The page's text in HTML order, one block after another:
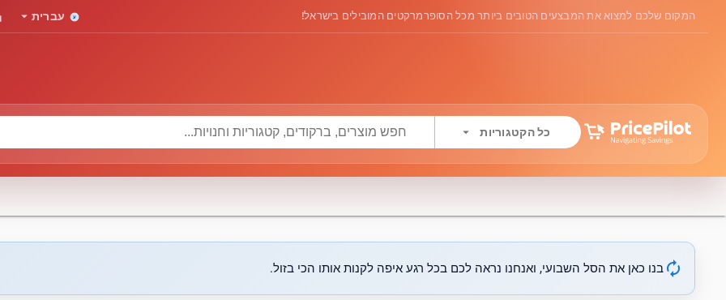
המקום שלכם למצוא את המבצעים הטובים ביותר מכל הסופרמרקטים המובילים בישראל! עברית arrow_drop_down
כל הקטגוריות arrow_drop_down
autorenew בנו כאן את הסל השבועי, ואנחנו נראה לכם בכל רגע איפה לקנות אותו הכי בזול.